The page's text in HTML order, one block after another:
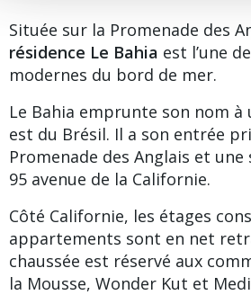
Située sur la Promenade des
résidence Le Bahia est l’une
modernes du bord de mer.
Le Bahia emprunte son nom à
est du Brésil. Il a son entrée
Promenade des Anglais et une
95 avenue de la Californie.
Côté Californie, les étages
appartements sont en net
chaussée est réservé aux
la Mousse, Wonder Kut et